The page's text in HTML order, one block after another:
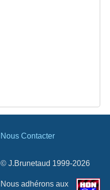
Nous Contacter
© J.Brunetaud 1999-2026
Nous adhérons aux